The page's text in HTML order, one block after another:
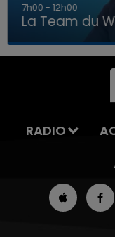
LA TEAM
7h00 - 12h00
La Team du
RADIO